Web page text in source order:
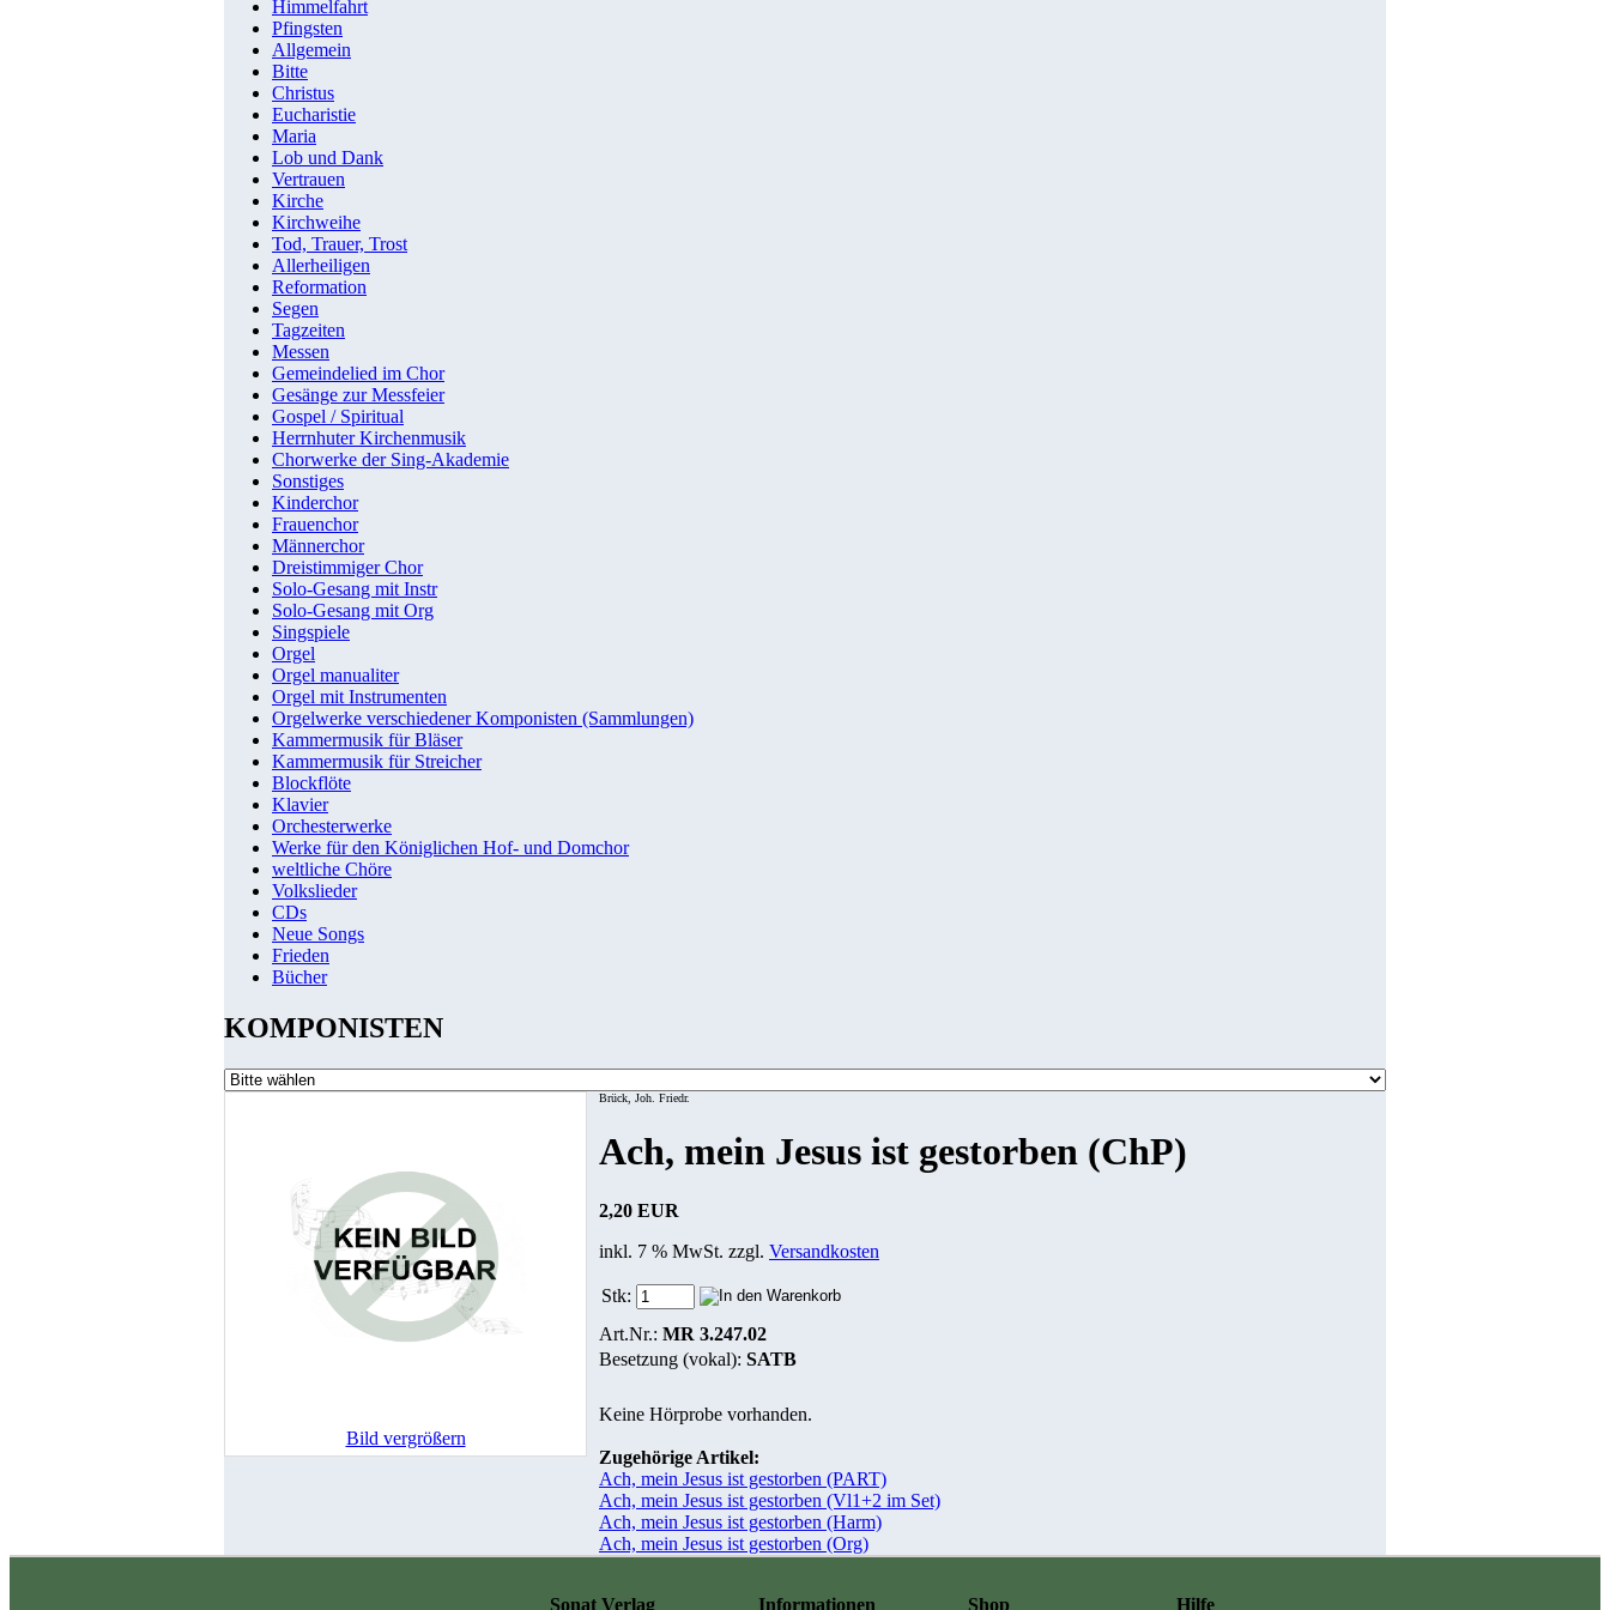
Himmelfahrt
Pfingsten
Allgemein
Bitte
Christus
Eucharistie
Maria
Lob und Dank
Vertrauen
Kirche
Kirchweihe
Tod, Trauer, Trost
Allerheiligen
Reformation
Segen
Tagzeiten
Messen
Gemeindelied im Chor
Gesänge zur Messfeier
Gospel / Spiritual
Herrnhuter Kirchenmusik
Chorwerke der Sing-Akademie
Sonstiges
Kinderchor
Frauenchor
Männerchor
Dreistimmiger Chor
Solo-Gesang mit Instr
Solo-Gesang mit Org
Singspiele
Orgel
Orgel manualiter
Orgel mit Instrumenten
Orgelwerke verschiedener Komponisten (Sammlungen)
Kammermusik für Bläser
Kammermusik für Streicher
Blockflöte
Klavier
Orchesterwerke
Werke für den Königlichen Hof- und Domchor
weltliche Chöre
Volkslieder
CDs
Neue Songs
Frieden
Bücher
KOMPONISTEN
Bild vergrößern
Brück, Joh. Friedr.
Ach, mein Jesus ist gestorben (ChP)
2,20 EUR
inkl. 7 % MwSt. zzgl. Versandkosten
Stk:
Art.Nr.: MR 3.247.02
Besetzung (vokal): SATB
Keine Hörprobe vorhanden.
Zugehörige Artikel:
Ach, mein Jesus ist gestorben (PART)
Ach, mein Jesus ist gestorben (Vl1+2 im Set)
Ach, mein Jesus ist gestorben (Harm)
Ach, mein Jesus ist gestorben (Org)
Hilfe
Shop
Informationen
Sonat Verlag